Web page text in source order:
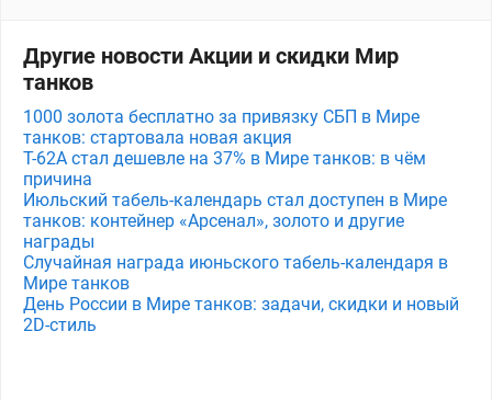
Другие новости Акции и скидки Мир
танков
1000 золота бесплатно за привязку СБП в Мире
танков: стартовала новая акция
Т-62А стал дешевле на 37% в Мире танков: в чём
причина
Июльский табель-календарь стал доступен в Мире
танков: контейнер «Арсенал», золото и другие
награды
Случайная награда июньского табель-календаря в
Мире танков
День России в Мире танков: задачи, скидки и новый
2D-стиль